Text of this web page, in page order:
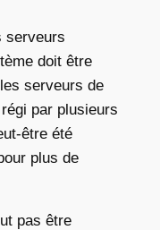
serveurs
doit être
serveurs de
par plusieurs
être été
plus de
pas être